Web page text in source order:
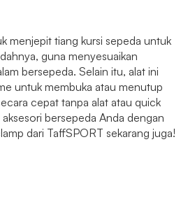
menjepit tiang kursi sepeda untuk
guna menyesuaikan
bersepeda. Selain itu, alat ini
untuk membuka atau menutup
cepat tanpa alat atau quick
bersepeda Anda dengan
dari TaffSPORT sekarang juga!